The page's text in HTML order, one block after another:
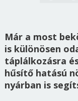
Már a most
is különösen
táplálkozásra
hűsítő hatású
nyárban is